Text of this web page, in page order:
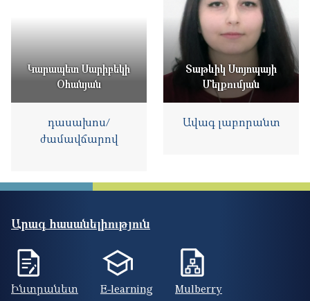
Կարապետ Սարիբեկի
Օհանյան
դասախոս/
ժամավճարով
Տաթևիկ Ստյոպայի
Մելքումյան
Ավագ լաբորանտ
Արագ հասանելիություն
Ինտրանետ E-learning Mulberry